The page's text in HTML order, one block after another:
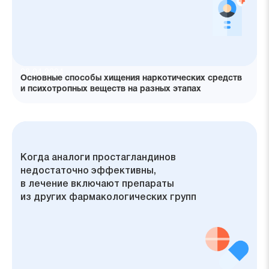
Основные способы хищения наркотических средств
и психотропных веществ на разных этапах
Глаукома развивается из-за
нарушения баланса между
образованием и оттоком
внутриглазной жидкости, что
Возраст, курение, злоупотребление
алкоголем и наследственность
значительно повышают риск
развития глаукомы
Различают две основные формы
заболевания: открытоугольную
и закрытоугольную
Аналоги простагландинов как
первая линия терапии глаукомы
Когда аналоги простагландинов
недостаточно эффективны,
в лечение включают препараты
из других фармакологических групп